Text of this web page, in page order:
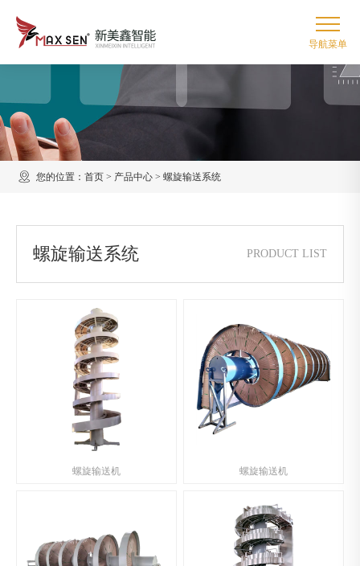
您的位置： 首页 > 产品中心 > 螺旋输送系统
螺旋输送系统 PRODUCT LIST
螺旋输送机 螺旋输送机